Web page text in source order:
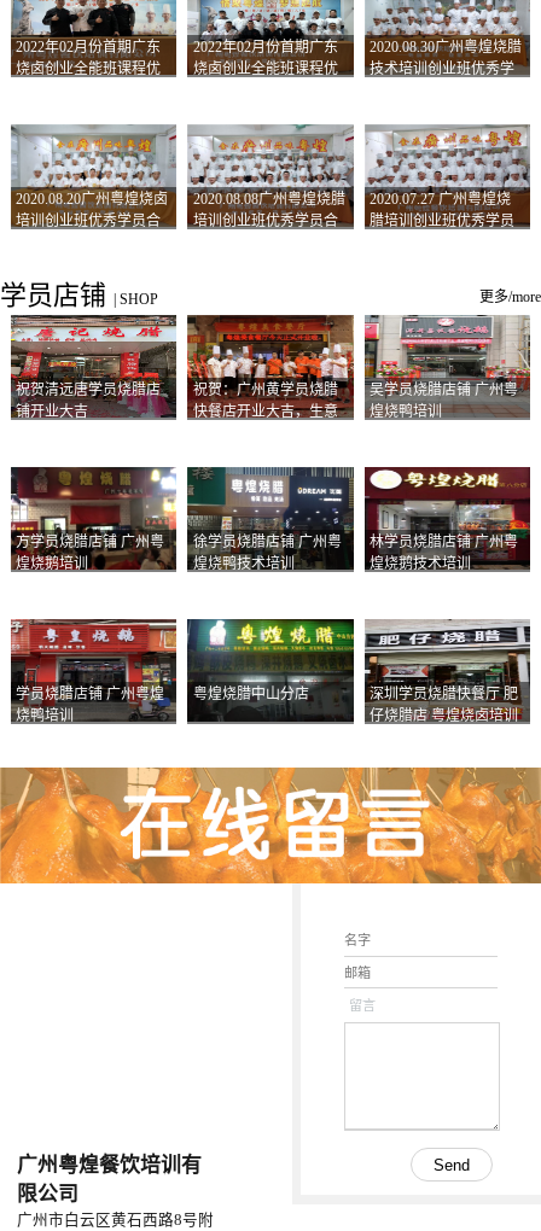
2022年02月份首期广东
烧卤创业全能班课程优
2022年02月份首期广东
烧卤创业全能班课程优
2020.08.30广州粤煌烧腊
技术培训创业班优秀学
2020.08.20广州粤煌烧卤
培训创业班优秀学员合
2020.08.08广州粤煌烧腊
培训创业班优秀学员合
2020.07.27 广州粤煌烧
腊培训创业班优秀学员
学员店铺 SHOP 更多/more
祝贺清远唐学员烧腊店
铺开业大吉
祝贺：广州黄学员烧腊
快餐店开业大吉，生意
吴学员烧腊店铺 广州粤
煌烧鸭培训
方学员烧腊店铺 广州粤
煌烧鹅培训
徐学员烧腊店铺 广州粤
煌烧鸭技术培训
林学员烧腊店铺 广州粤
煌烧鹅技术培训
学员烧腊店铺 广州粤煌
烧鸭培训
粤煌烧腊中山分店
深圳学员烧腊快餐厅 肥
仔烧腊店 粤煌烧卤培训
广州粤煌餐饮培训有
限公司
广州市白云区黄石西路8号附
留言